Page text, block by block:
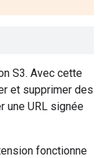
S3. Avec cette
et supprimer des
une URL signée
fonctionne